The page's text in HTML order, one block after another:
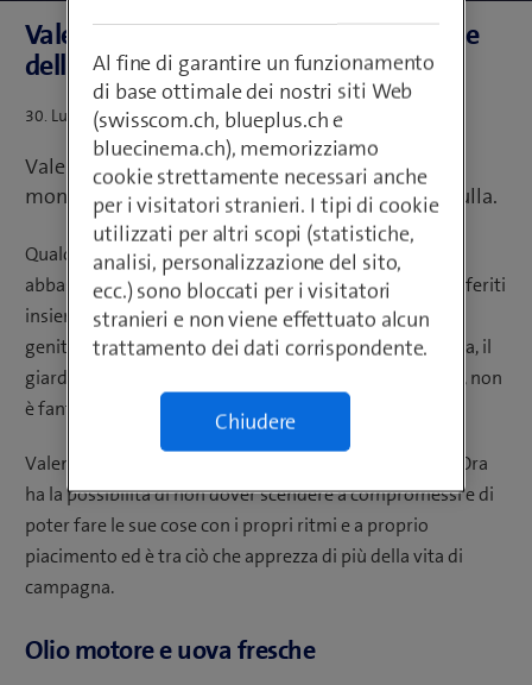
Valentin: padre, spirito libero e Amante
della natura
Postato
30. Luglio 2020 Testo: Ivo Amarilli | Media: Noëlle Guidon
Valentin ha vissuto in diverse grandi città del
mondo. Oggi vive in Svizzera e non gli manca nulla.
Qualche anno fa, Valentin e sua moglie ne avevano
abbastanza della vita frenetica della città e si sono trasferiti
insieme in campagna. Nel frattempo sono diventati
genitori di due bambini. E avere a disposizione la natura, il
giardino e i tanti animali, anch’essi parte della famiglia, non
è fantastico solo per i bambini.
Valentin ha vissuto in diverse grandi città del mondo. Ora
ha la possibilità di non dover scendere a compromessi e di
poter fare le sue cose con i propri ritmi e a proprio
piacimento ed è tra ciò che apprezza di più della vita di
campagna.
Olio motore e uova fresche
Al fine di garantire un funzionamento
di base ottimale dei nostri siti Web
(swisscom.ch, blueplus.ch e
bluecinema.ch), memorizziamo
cookie strettamente necessari anche
per i visitatori stranieri. I tipi di cookie
utilizzati per altri scopi (statistiche,
analisi, personalizzazione del sito,
ecc.) sono bloccati per i visitatori
stranieri e non viene effettuato alcun
trattamento dei dati corrispondente.
Chiudere